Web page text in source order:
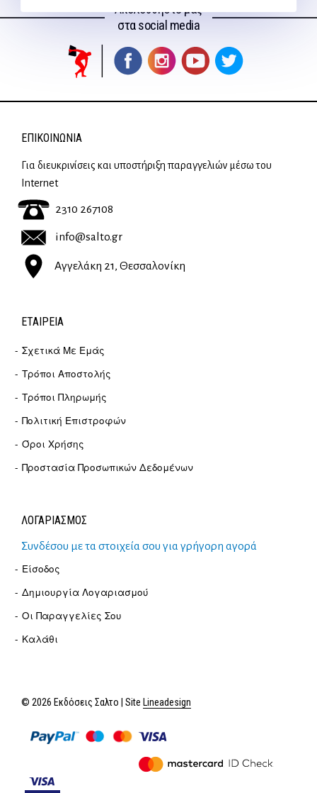
14,40 €.
Ακολουθήστε μας
στα social media
ΕΠΙΚΟΙΝΩΝΊΑ
Για διευκρινίσεις και υποστήριξη παραγγελιών μέσω του
Internet
2310 267108
info@salto.gr
Αγγελάκη 21, Θεσσαλονίκη
ΕΤΑΙΡΕΊΑ
Σχετικά Με Εμάς
Τρόποι Αποστολής
Τρόποι Πληρωμής
Πολιτική Επιστροφών
Όροι Χρήσης
Προστασία Προσωπικών Δεδομένων
ΛΟΓΑΡΙΑΣΜΟΣ
Συνδέσου με τα στοιχεία σου για γρήγορη αγορά
Είσοδος
Δημιουργία Λογαριασμού
Οι Παραγγελίες Σου
Καλάθι
© 2026 Εκδόσεις Σαλτο | Site Lineadesign